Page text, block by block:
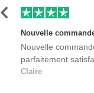
Nouvelle
parfaitement
Claire
Précédent